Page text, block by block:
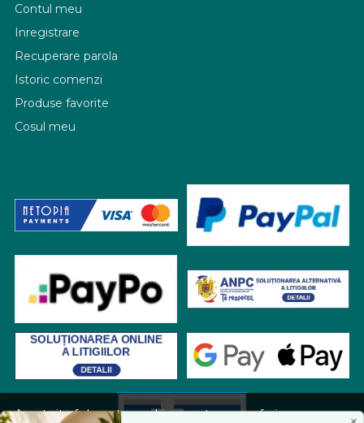
Acest site foloseste cookies pentru a va oferi
Contul meu
Inregistrare
Recuperare parola
Istoric comenzi
Produse favorite
Cosul meu